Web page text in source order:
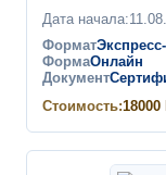
Дата начала:
Формат
ФормаОнлайн
Документ
Стоимость:18000